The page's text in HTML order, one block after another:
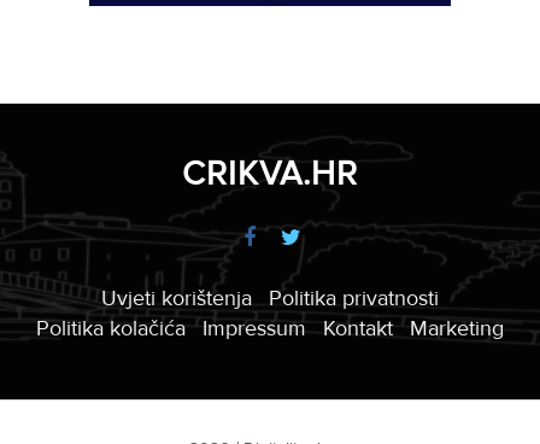
CRIKVA.HR
Uvjeti korištenja
Politika privatnosti
Politika kolačića
Impressum Kontakt Marketing